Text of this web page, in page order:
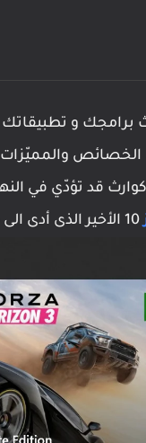
برامجك و
والمميّزات
قد تؤدّي في
10 الأخير الذى أدى الى مسح كثير من بيانات المستخدمين.